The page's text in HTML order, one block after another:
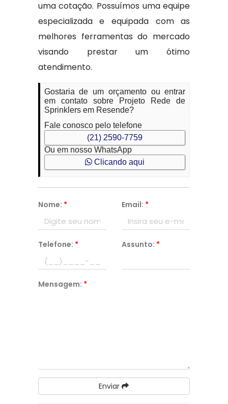
uma cotação. Possuímos uma equipe
especializada e equipada com as
melhores ferramentas do mercado
visando prestar um ótimo
atendimento.
Gostaria de um orçamento ou entrar
em contato sobre Projeto Rede de
Sprinklers em Resende?
Fale conosco pelo telefone
(21) 2590-7759
Ou em nosso WhatsApp
Clicando aqui
Nome: * Email: *
Telefone: * Assunto: *
Mensagem: *
Enviar